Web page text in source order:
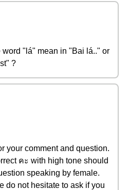
"lá" mean in "Bai lá.." or
?
your comment and question.
คะ with high tone should
speaking by female.
do not hesitate to ask if you